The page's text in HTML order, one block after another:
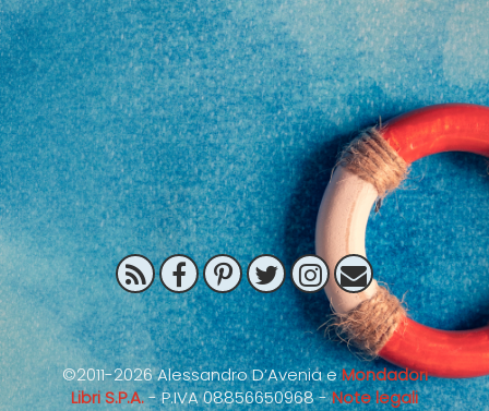
©2011-2026 Alessandro D’Avenia eMondadori
Libri S.P.A.- P.IVA 08856650968 -Note legali